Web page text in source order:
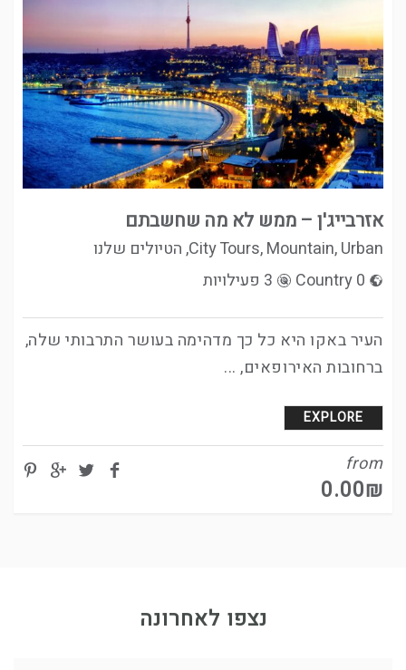
אזרבייג'ן – ממש לא מה שחשבתם
City Tours,Mountain,Urban
,הטיולים שלנו
0 Country
3 פעילויות
העיר באקו היא כל כך מדהימה בעושר התרבותי שלה,
ברחובות האירופאים, ...
EXPLORE
from
0.00₪
נצפו לאחרונה